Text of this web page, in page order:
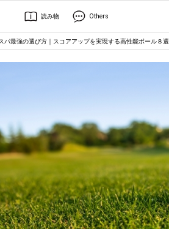
読み物 Others
パ最強の選び方｜スコアアップを実現する高性能ボール８選